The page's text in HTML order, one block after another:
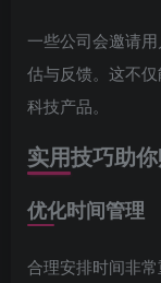
一些公司会邀请
估与反馈。这不
科技产品。
实用技巧助
优化时间管理
合理安排时间非